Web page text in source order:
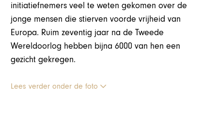
initiatiefnemers veel te weten gekomen over de
jonge mensen die stierven voorde vrijheid van
Europa. Ruim zeventig jaar na de Tweede
Wereldoorlog hebben bijna 6000 van hen een
gezicht gekregen.
Lees verder onder de foto